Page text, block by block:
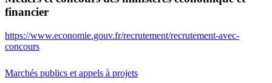
financier
https://www.economie.gouv.fr/recrutement/recrutement-avec-
concours
Marchés publics et appels à projets